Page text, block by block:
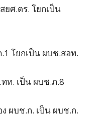
ศ.ตร. โยกเป็น
โยกเป็น ผบช.สอท.
ท. เป็น ผบช.ภ.8
ผบช.ก. เป็น ผบช.ก.